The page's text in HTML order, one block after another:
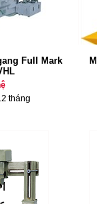
Full Mark
tháng